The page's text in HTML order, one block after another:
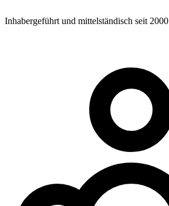
Inhabergeführt und mittelständisch seit 2000